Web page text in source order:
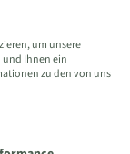
um unsere
und Ihnen ein
zu den von uns